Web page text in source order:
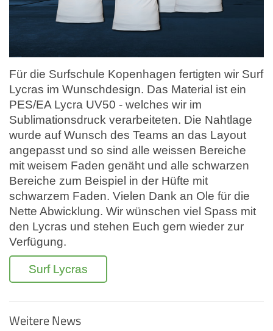
Für die Surfschule Kopenhagen fertigten wir Surf
Lycras im Wunschdesign. Das Material ist ein
PES/EA Lycra UV50 - welches wir im
Sublimationsdruck verarbeiteten. Die Nahtlage
wurde auf Wunsch des Teams an das Layout
angepasst und so sind alle weissen Bereiche
mit weisem Faden genäht und alle schwarzen
Bereiche zum Beispiel in der Hüfte mit
schwarzem Faden. Vielen Dank an Ole für die
Nette Abwicklung. Wir wünschen viel Spass mit
den Lycras und stehen Euch gern wieder zur
Verfügung.
Surf Lycras
Weitere News